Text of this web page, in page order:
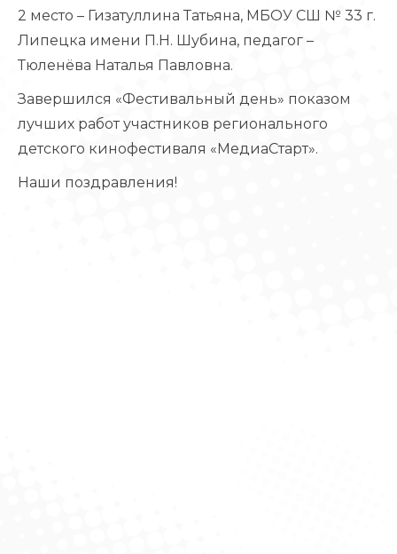
2 место – Гизатуллина Татьяна, МБОУ СШ № 33 г.
Липецка имени П.Н. Шубина, педагог –
Тюленёва Наталья Павловна.
Завершился «Фестивальный день» показом
лучших работ участников регионального
детского кинофестиваля «МедиаСтарт».
Наши поздравления!